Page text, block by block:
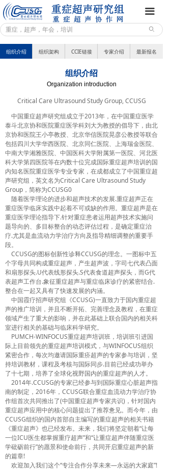
끀
重症超声研究组
前沿动态
专业园地
培训教学
联系我们
课程体系
培训架构
培训通知
鸣谢页面
人才招聘
杂志社
ꄙ
组织介绍 组织架构 CCIE链接 专家介绍 最新报名
组织介绍
Organization introduction
Critical Care Ultrasound Study Group, CCUSG
中国重症超声研究组成立于2013年，在中国重症医学
泰斗北京协和医院重症医学科刘大为教授的倡导下，由北
京协和医院王小亭教授、北京华信医院晃彦公教授等联合
包括四川大学华西医院、北京同仁医院、上海瑞金医院、
中南大学湘雅医院、中国医科大学附属第一医院、河北医
科大学第四医院等在内数十位完成国际重症超声培训的国
内知名医院重症医学专业专家，在成都成立了中国重症超
声研究组，英文名为Critical Care Ultrasound Study
Group，简称为CCUSG0
随着医学理论的进步和超声技术的发展.重症超声正在
重症医学临床实践中起着不可或缺的作用。重症超声是在
重症医学理论指导下.针对重症患者运用超声技术实施问
题导向的、多目标整合的动态评估过程，是确定重症治
疗.尤其是血流动力学治疗方向及指导精细调整的重要手
段。
CCUSG的图标创新性诊释CCUSG的理念。一图标中五
个字母共同构成重症超声，产生超声波，字司七代表凸面
和扇形探头.U代表线形探头.S代表食道超声探头，而G代
表超声工作台.象征重症超声与重症临床诊疗的紧密结合.
整合在一起又具有了快速发展的内涵。
中国霞疗招声研究组《CCUSG)一直致力于国内重症超
声的推广培训，并且不断开拓、完善理念及教程，在重症
领域产生了重大的影响，并在此基础上联合国内的相关科
室进行相关的基础与临床科学研究。
PUMCH-WINFOCUS重症超声培训班，培训班引进国
际上目前领先的重症超声培训模式，与WINFOCUS组织
紧密合作，每次均邀请国际重疥超声的专家参与培训，坚
持培训教材，课程及考核与国际同步.目前已经成功举办
了十七期，培养了全球化视野国内的重症超声的人才。
2014年.CCUSG的专家已经参与到国际重症心脏超声指
南的制定，2016年，CCUSG联合重症血流动力学治疗协
作组首次共同推出了(中国重症超声专家共识)，针对国内
重症超声应用中的核心问题提出了推荐惫见。而今年，由
CCUSG组织的国内首部自主编写的重症超声的相关书籍
《重症超声》也已经发布。未来，我们将坚定朝着“让每
一位ICU医生都掌握重疗超声”和“让重症超声伴随重症医
学砒砺前行”的愿景和使命前行，共同开启重症超声的新
的篇章!
欢迎加入我们这个“专注合作分享未来—永远的大家庭”!